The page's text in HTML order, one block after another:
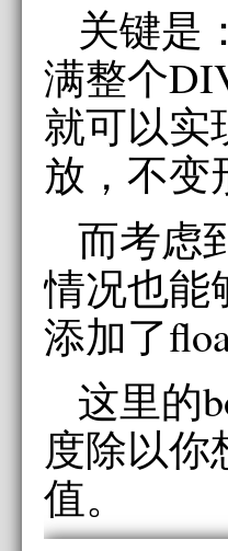
关键是
满整个
就可以实
放，不变
而考虑
情况也能
添加了
这里的
度除以你
值。